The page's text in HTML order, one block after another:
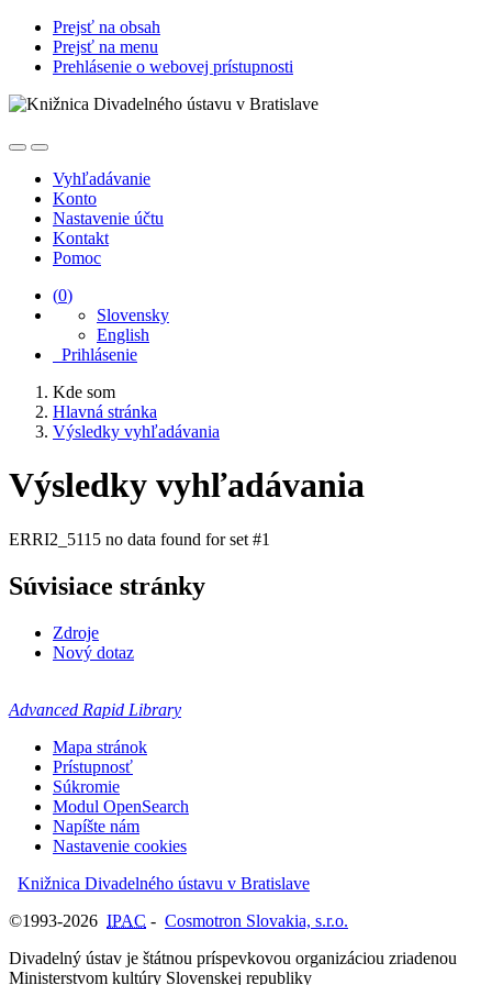
Prejsť na obsah
Prejsť na menu
Prehlásenie o webovej prístupnosti
Vyhľadávanie
Konto
Nastavenie účtu
Kontakt
Pomoc
(0)
Slovensky
English
Prihlásenie
Kde som
Hlavná stránka
Výsledky vyhľadávania
Výsledky vyhľadávania
ERRI2_5115 no data found for set #1
Súvisiace stránky
Zdroje
Nový dotaz
Advanced Rapid Library
Mapa stránok
Prístupnosť
Súkromie
Modul OpenSearch
Napíšte nám
Nastavenie cookies
Knižnica Divadelného ústavu v Bratislave
©1993-2026 IPAC - Cosmotron Slovakia, s.r.o.
Divadelný ústav je štátnou príspevkovou organizáciou zriadenou
Ministerstvom kultúry Slovenskej republiky